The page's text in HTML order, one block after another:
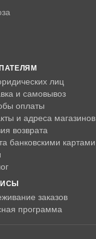
лиц
и самовывоз
оплаты
и адреса магазинов
возврата
банковскими картами
заказов
программа